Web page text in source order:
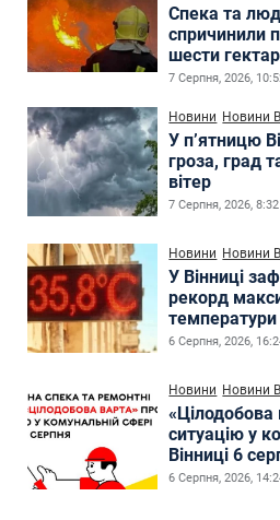
Спека та
спричинили
шести
7 Серпня, 2026,
Новини Новини
У п’ятницю
гроза, град
вітер
7 Серпня, 2026, 8:32
Новини Новини
У Вінниці
рекорд
температури
6 Серпня, 2026,
Новини Новини
«Цілодобова
ситуацію у
Вінниці 6
6 Серпня, 2026,